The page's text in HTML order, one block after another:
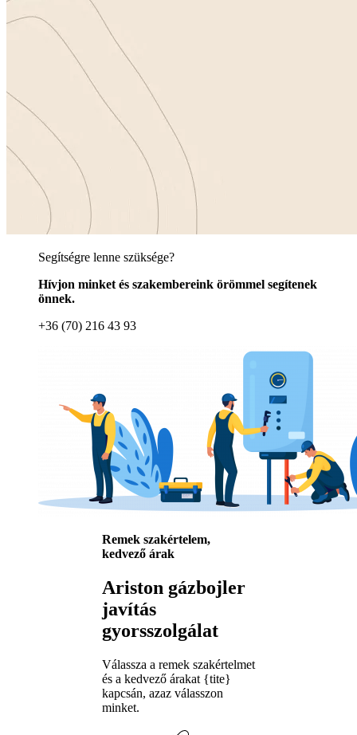
Segítségre lenne szüksége?
Hívjon minket és szakembereink örömmel segítenek
önnek.
+36 (70) 216 43 93
Remek szakértelem,
kedvező árak
Ariston gázbojler
javítás
gyorsszolgálat
Válassza a remek szakértelmet
és a kedvező árakat {tite}
kapcsán, azaz válasszon
minket.